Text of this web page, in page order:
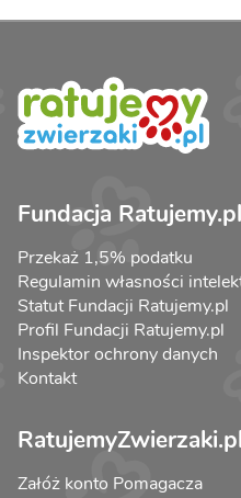
Fundacja Ratujemy.pl
Przekaż 1,5% podatku
Regulamin własności
Statut Fundacji Ratujemy.pl
Profil Fundacji Ratujemy.pl
Inspektor ochrony danych
Kontakt
RatujemyZwierzaki.pl
Załóż konto Pomagacza